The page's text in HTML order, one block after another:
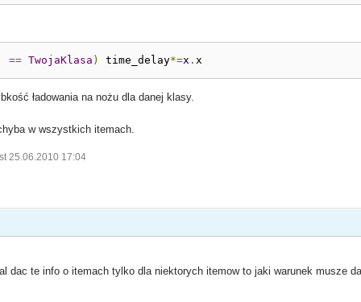
== TwojaKlasa ) time_delay*=x . x
ładowania na nożu dla danej klasy.
w wszystkich itemach.
25.06.2010 17:04
dac te info o itemach tylko dla niektorych itemow to jaki warunek musze